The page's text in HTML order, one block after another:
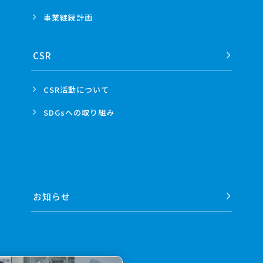
事業継続計画
CSR
CSR活動について
SDGsへの取り組み
お知らせ